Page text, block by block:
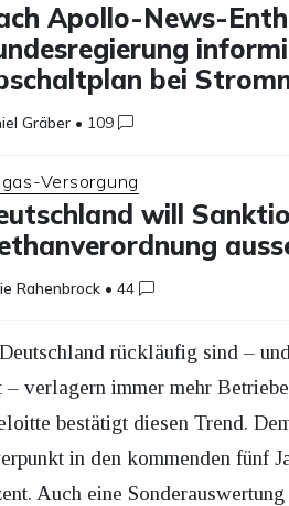
Apollo-News-
bei
Gräber • 109
Versorgung
will
Rahenbrock •44
rückläufig sind –
verlagern immer mehr
bestätigt diesen Trend.
in den kommenden fünf
Auch eine